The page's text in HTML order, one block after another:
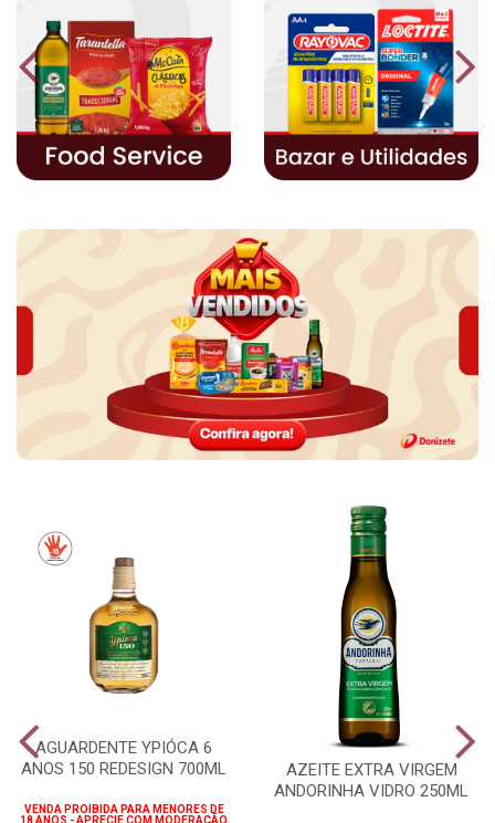
AGUARDENTE YPIÓCA 6
ANOS 150 REDESIGN 700ML
VENDA PROIBIDA PARA MENORES DE
18 ANOS - APRECIE COM MODERAÇÃO
AZEITE EXTRA VIRGEM
ANDORINHA VIDRO 250ML